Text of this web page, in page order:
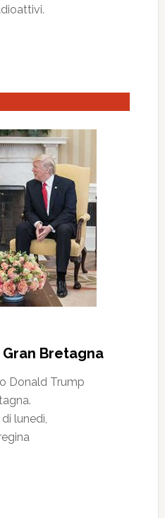
Bretagna
Donald Trump
lunedì,